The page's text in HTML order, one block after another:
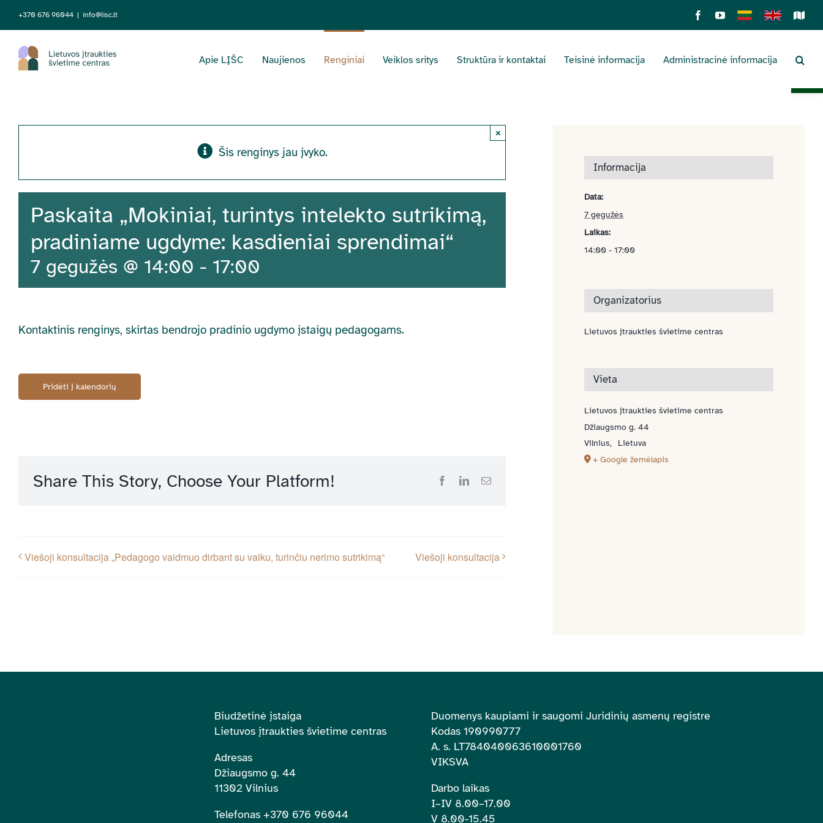
Skip
to
content
+370 676 96044 | info@lisc.lt FacebookYouTube
Lietuviškai
English
Apie LĮŠC Naujienos Renginiai Veiklos sritys Struktūra ir kontaktai Teisinė informacija Administracinė informacija
Šis renginys jau įvyko.
×
Paskaita „Mokiniai, turintys intelekto sutrikimą,
pradiniame ugdyme: kasdieniai sprendimai“
7 gegužės @ 14:00 - 17:00
Kontaktinis renginys, skirtas bendrojo pradinio ugdymo įstaigų pedagogams.
Pridėti į kalendorių
Share This Story, Choose Your Platform! FacebookLinkedInEmail
Viešoji konsultacija „Pedagogo vaidmuo dirbant su vaiku, turinčiu nerimo sutrikimą“ Viešoji konsultacija
Informacija
Data:
7 gegužės
Laikas:
14:00 - 17:00
Organizatorius
Lietuvos įtraukties švietime centras
Vieta
Lietuvos įtraukties švietime centras
Džiaugsmo g. 44
Vilnius,
Lietuva
+ Google žemėlapis
Biudžetinė įstaiga
Lietuvos įtraukties švietime centras
Adresas
Džiaugsmo g. 44
11302 Vilnius
Telefonas +370 676 96044
Duomenys kaupiami ir saugomi Juridinių asmenų registre
Kodas 190990777
A. s. LT784040063610001760
VIKSVA
Darbo laikas
I–IV 8.00–17.00
V 8.00-15.45